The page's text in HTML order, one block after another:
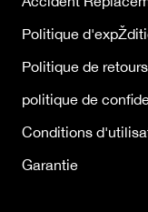
Politique
Politique de
politique de
Conditions
Garantie